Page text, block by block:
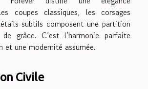
coupes classiques, les corsages
subtils composent une partition
grâce. C’est l’harmonie parfaite
et une modernité assumée.
Civile